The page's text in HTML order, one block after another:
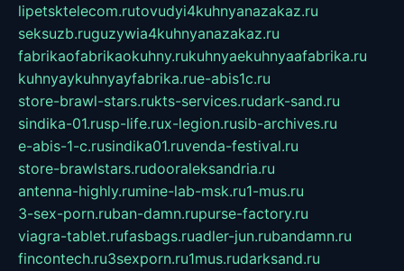
lipetsktelecom.rutovudyi4kuhnyanazakaz.ru
seksuzb.ruguzywia4kuhnyanazakaz.ru
fabrikaofabrikaokuhny.rukuhnyaekuhnyaafabrika.ru
kuhnyaykuhnyayfabrika.rue-abis1c.ru
store-brawl-stars.rukts-services.rudark-sand.ru
sindika-01.rusp-life.rux-legion.rusib-archives.ru
e-abis-1-c.rusindika01.ruvenda-festival.ru
store-brawlstars.rudooraleksandria.ru
antenna-highly.rumine-lab-msk.ru1-mus.ru
3-sex-porn.ruban-damn.rupurse-factory.ru
viagra-tablet.rufasbags.ruadler-jun.rubandamn.ru
fincontech.ru3sexporn.ru1mus.rudarksand.ru